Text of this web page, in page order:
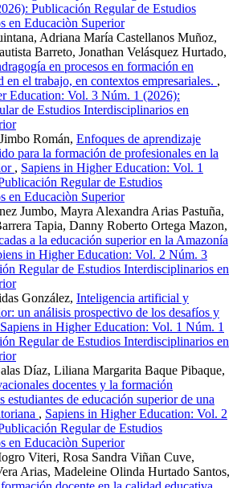
Publicación Regular de Estudios
en Educaciòn Superior
Adriana María Castellanos Muñoz,
Barreto, Jonathan Velásquez Hurtado,
en procesos en formación en
en el trabajo, en contextos empresariales. ,
Education: Vol. 3 Núm. 1 (2026):
de Estudios Interdisciplinarios en
Román, Enfoques de aprendizaje
para la formación de profesionales en la
, Sapiens in Higher Education: Vol. 1
Regular de Estudios
en Educaciòn Superior
Jumbo, Mayra Alexandra Arias Pastuña,
Tapia, Danny Roberto Ortega Mazon,
a la educación superior en la Amazonía
in Higher Education: Vol. 2 Núm. 3
Regular de Estudios Interdisciplinarios en
González, Inteligencia artificial y
un análisis prospectivo de los desafíos y
Sapiens in Higher Education: Vol. 1 Núm. 1
Regular de Estudios Interdisciplinarios en
Díaz, Liliana Margarita Baque Pibaque,
docentes y la formación
estudiantes de educación superior de una
, Sapiens in Higher Education: Vol. 2
Regular de Estudios
en Educaciòn Superior
Viteri, Rosa Sandra Viñan Cuve,
Arias, Madeleine Olinda Hurtado Santos,